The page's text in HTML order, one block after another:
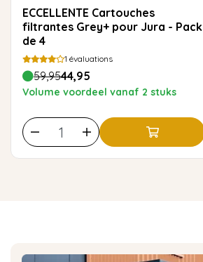
ECCELLENTE Cartouches
filtrantes Grey+ pour Jura - Pack
de 4
1 évaluations
59,9544,95
Volume voordeel vanaf 2 stuks